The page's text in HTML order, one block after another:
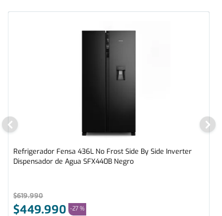
Refrigerador Fensa 436L No Frost Side By Side Inverter
Dispensador de Agua SFX440B Negro
$619.990
$449.990 -27 %